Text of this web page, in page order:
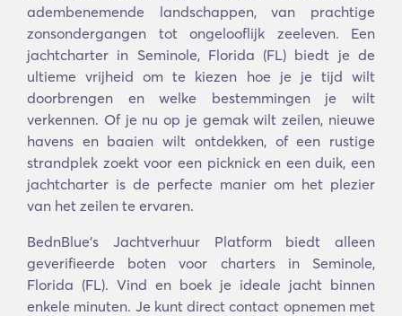
adembenemende landschappen, van prachtige
zonsondergangen tot ongelooflijk zeeleven. Een
jachtcharter in Seminole, Florida (FL) biedt je de
ultieme vrijheid om te kiezen hoe je je tijd wilt
doorbrengen en welke bestemmingen je wilt
verkennen. Of je nu op je gemak wilt zeilen, nieuwe
havens en baaien wilt ontdekken, of een rustige
strandplek zoekt voor een picknick en een duik, een
jachtcharter is de perfecte manier om het plezier
van het zeilen te ervaren.
BednBlue's Jachtverhuur Platform biedt alleen
geverifieerde boten voor charters in Seminole,
Florida (FL). Vind en boek je ideale jacht binnen
enkele minuten. Je kunt direct contact opnemen met